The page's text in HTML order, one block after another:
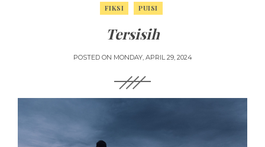
FIKSI PUISI
Tersisih
POSTED ON MONDAY, APRIL 29, 2024